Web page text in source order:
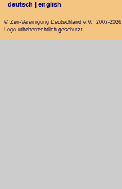
deutsch |english
© Zen-Vereinigung Deutschland e.V. 2007-2026
Logo urheberrechtlich geschützt.